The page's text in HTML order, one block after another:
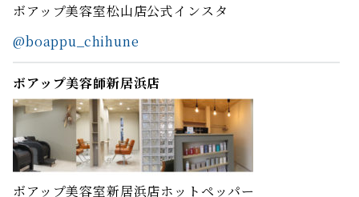
ボアップ美容室松山店公式インスタ
@boappu_chihune
ボアップ美容師新居浜店
ボアップ美容室新居浜店ホットペッパー